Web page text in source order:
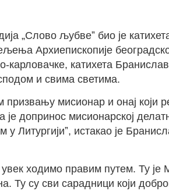
„Слово љубвеˮ био је
Архиепископије
катихета
и свима светима.
мисионар и онај који
допринос мисионарској
Литургијиˮ, истакао је
ходимо правим путем. Ту
Ту су сви сарадници који